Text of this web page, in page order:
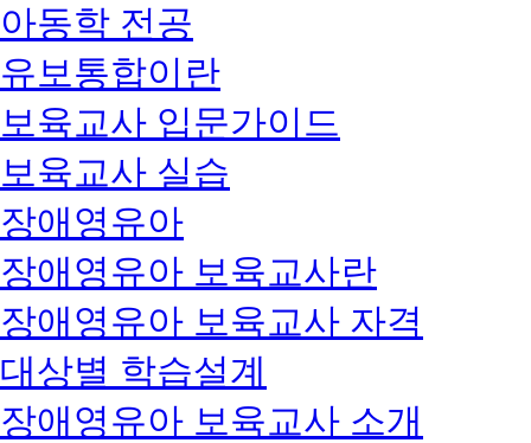
아동학 전공
유보통합이란
보육교사 입문가이드
보육교사 실습
장애영유아
장애영유아 보육교사란
장애영유아 보육교사 자격
대상별 학습설계
장애영유아 보육교사 소개